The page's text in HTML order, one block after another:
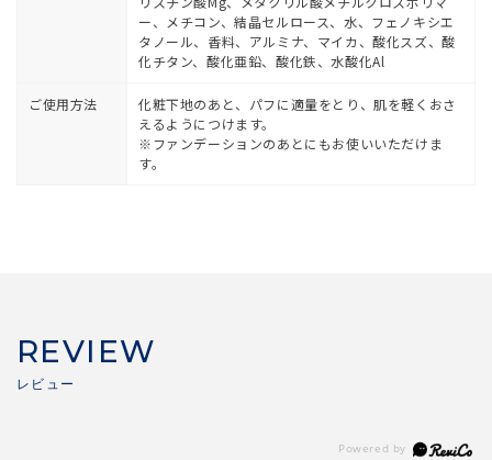
ー、メチコン、結晶セルロース、水、フェノキシエ
タノール、香料、アルミナ、マイカ、酸化スズ、酸
化チタン、酸化亜鉛、酸化鉄、水酸化Al
ご使用方法
化粧下地のあと、パフに適量をとり、肌を軽くおさ
えるようにつけます。
※ファンデーションのあとにもお使いいただけま
す。
REVIEW